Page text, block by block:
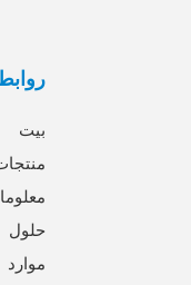
بيت
حلول
موارد